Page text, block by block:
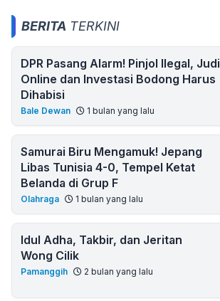
BERITA TERKINI
DPR Pasang Alarm! Pinjol Ilegal, Judi
Online dan Investasi Bodong Harus
Dihabisi
Bale Dewan 1 bulan yang lalu
Samurai Biru Mengamuk! Jepang
Libas Tunisia 4-0, Tempel Ketat
Belanda di Grup F
Olahraga 1 bulan yang lalu
Idul Adha, Takbir, dan Jeritan
Wong Cilik
Pamanggih 2 bulan yang lalu